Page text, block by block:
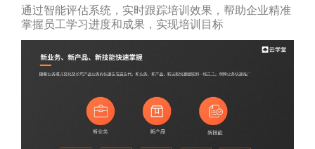
通过智能评估系统，实时跟踪培训效果，帮助企业精准
掌握员工学习进度和成果，实现培训目标